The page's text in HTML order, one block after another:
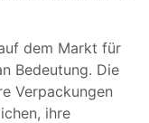
dem Markt für
Bedeutung. Die
Verpackungen
ihre